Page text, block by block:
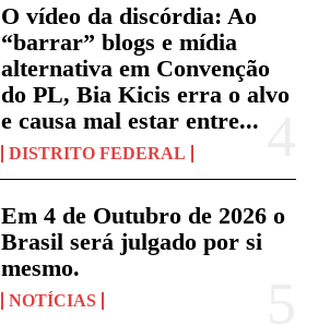
O vídeo da discórdia: Ao
“barrar” blogs e mídia
alternativa em Convenção
do PL, Bia Kicis erra o alvo
e causa mal estar entre...
DISTRITO FEDERAL
Em 4 de Outubro de 2026 o
Brasil será julgado por si
mesmo.
NOTÍCIAS